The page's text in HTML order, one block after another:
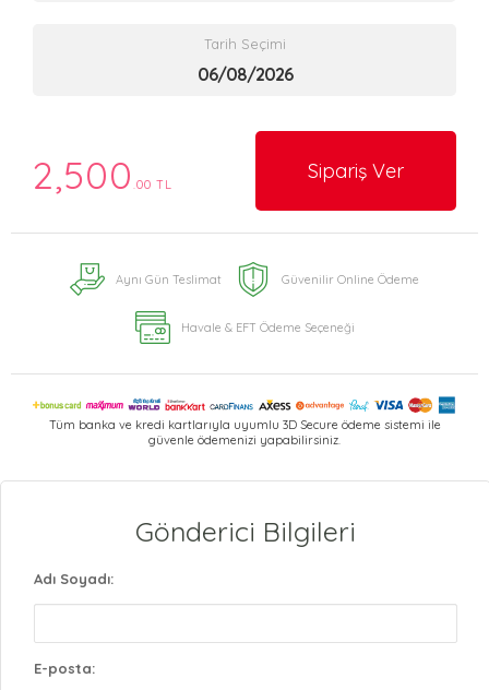
Tarih Seçimi
2,500 .00 TL
Sipariş Ver
Aynı Gün Teslimat Güvenilir Online Ödeme
Havale & EFT Ödeme Seçeneği
Tüm banka ve kredi kartlarıyla uyumlu 3D Secure ödeme sistemi ile
güvenle ödemenizi yapabilirsiniz.
Gönderici Bilgileri
Adı Soyadı:
E-posta: